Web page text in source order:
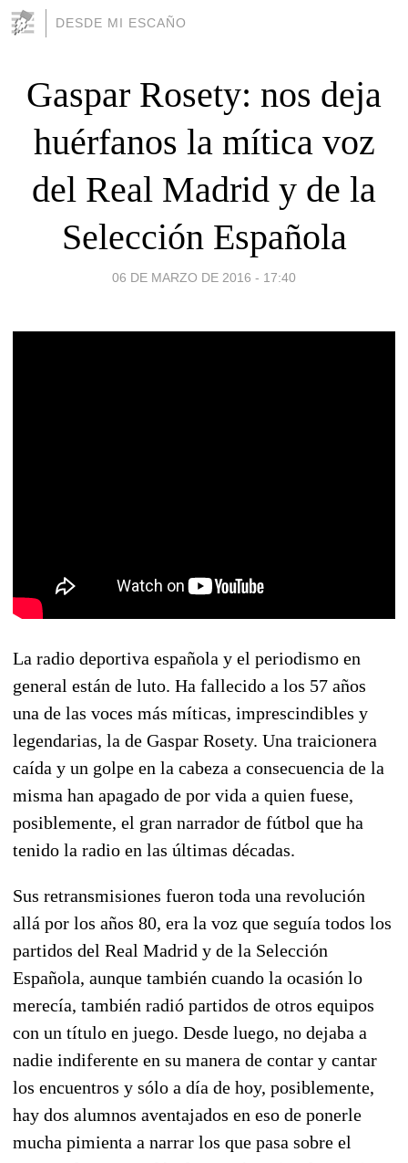
DESDE MI ESCAÑO
Gaspar Rosety: nos deja
huérfanos la mítica voz
del Real Madrid y de la
Selección Española
06 DE MARZO DE 2016 - 17:40
La radio deportiva española y el periodismo en
general están de luto. Ha fallecido a los 57 años
una de las voces más míticas, imprescindibles y
legendarias, la de Gaspar Rosety. Una traicionera
caída y un golpe en la cabeza a consecuencia de la
misma han apagado de por vida a quien fuese,
posiblemente, el gran narrador de fútbol que ha
tenido la radio en las últimas décadas.
Sus retransmisiones fueron toda una revolución
allá por los años 80, era la voz que seguía todos los
partidos del Real Madrid y de la Selección
Española, aunque también cuando la ocasión lo
merecía, también radió partidos de otros equipos
con un título en juego. Desde luego, no dejaba a
nadie indiferente en su manera de contar y cantar
los encuentros y sólo a día de hoy, posiblemente,
hay dos alumnos aventajados en eso de ponerle
mucha pimienta a narrar los que pasa sobre el